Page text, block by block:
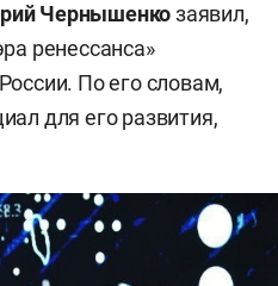
Чернышенкозаявил,
ренессанса»
По его словам,
для его развития,